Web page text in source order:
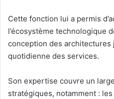
Cette fonction lui a permis
l’écosystème technologique
conception des architectures
quotidienne des services.
Son expertise couvre un
stratégiques, notamment :